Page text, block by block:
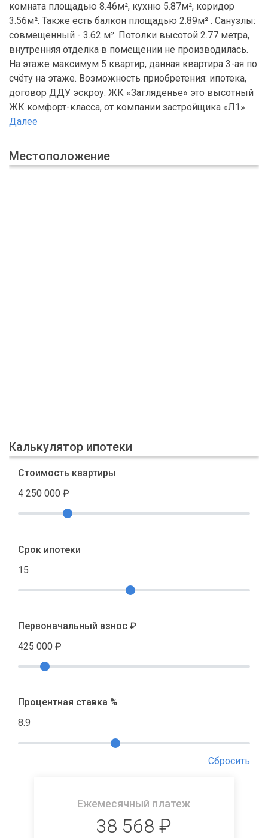
комната площадью 8.46м², кухню 5.87м², коридор
3.56м². Также есть балкон площадью 2.89м² . Санузлы:
совмещенный - 3.62 м². Потолки высотой 2.77 метра,
внутренняя отделка в помещении не производилась.
На этаже максимум 5 квартир, данная квартира 3-ая по
счёту на этаже. Возможность приобретения: ипотека,
договор ДДУ эскроу. ЖК «Загляденье» это высотный
ЖК комфорт-класса, от компании застройщика «Л1».
Далее
Местоположение
Калькулятор ипотеки
Стоимость квартиры
4 250 000 ₽
Срок ипотеки
15
Первоначальный взнос ₽
425 000 ₽
Процентная ставка %
8.9
Сбросить
Ежемесячный платеж
38 568 ₽